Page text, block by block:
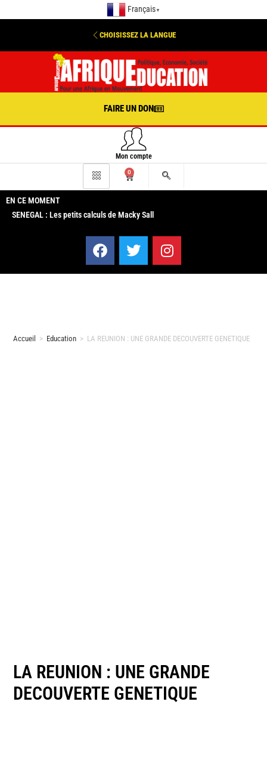
Français ▼
CHOISISSEZ LA LANGUE
FAIRE UN DON
Mon compte
0
EN CE MOMENT
SENEGAL : Les petits calculs de Macky Sall
Accueil > Education > LA REUNION : UNE GRANDE DECOUVERTE GENETIQUE
LA REUNION : UNE GRANDE
DECOUVERTE GENETIQUE